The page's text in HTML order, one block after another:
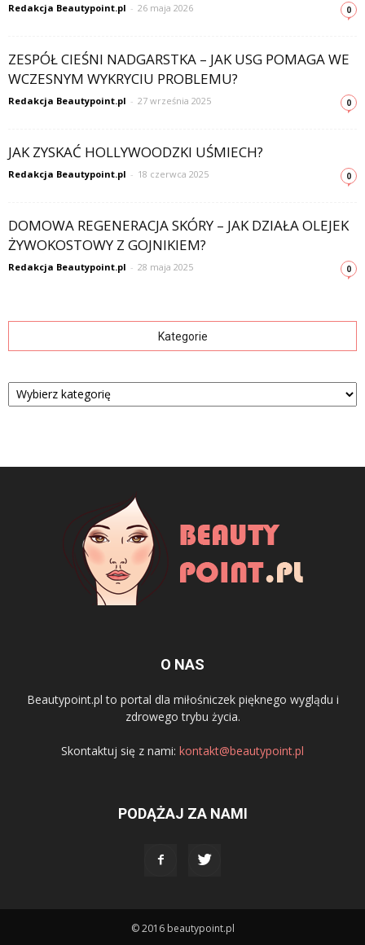
Redakcja Beautypoint.pl - 26 maja 2026 0
ZESPÓŁ CIEŚNI NADGARSTKA – JAK USG POMAGA WE
WCZESNYM WYKRYCIU PROBLEMU?
Redakcja Beautypoint.pl - 27 września 2025 0
JAK ZYSKAĆ HOLLYWOODZKI UŚMIECH?
Redakcja Beautypoint.pl - 18 czerwca 2025 0
DOMOWA REGENERACJA SKÓRY – JAK DZIAŁA OLEJEK
ŻYWOKOSTOWY Z GOJNIKIEM?
Redakcja Beautypoint.pl - 28 maja 2025 0
Kategorie
Kategorie
O NAS
Beautypoint.pl to portal dla miłośniczek pięknego wyglądu i
zdrowego trybu życia.
Skontaktuj się z nami: kontakt@beautypoint.pl
PODĄŻAJ ZA NAMI
© 2016 beautypoint.pl